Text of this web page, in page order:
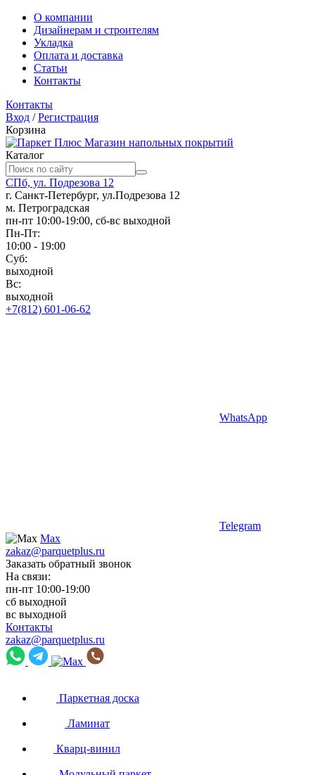
О компании
Дизайнерам и строителям
Укладка
Оплата и доставка
Статьи
Контакты
Контакты
Вход /Регистрация
Корзина
Магазин напольных покрытий
Каталог
СПб, ул. Подрезова 12
г. Санкт-Петербург, ул.Подрезова 12
м. Петроградская
пн-пт 10:00-19:00, сб-вс выходной
Пн-Пт:
10:00 - 19:00
Суб:
выходной
Вс:
выходной
+7(812) 601-06-62
WhatsApp
Telegram
Max
zakaz@parquetplus.ru
Заказать обратный звонок
На связи:
пн-пт 10:00-19:00
сб выходной
вс выходной
Контакты
zakaz@parquetplus.ru
Паркетная доска
Ламинат
Кварц-винил